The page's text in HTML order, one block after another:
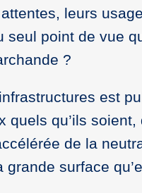
leurs
point de vue
?
est
quels qu’ils soient,
de la
surface